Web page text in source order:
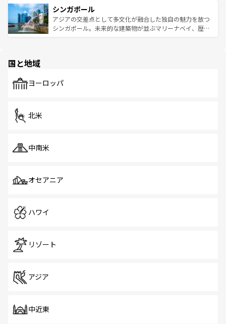
参照してほしい。
激する。気候は一年中温暖で、どの季節にも異なる楽しみ
が待っている。親しみやすいタイの人々、仏教を中心とし
た文化、そして多様な観光資源が、訪れる旅人を魅了し続
み、どこを訪れても感動するはず。観光スポットが密集し
ており、効率よく見どころを回れるのも魅力。息をのむよ
うな絶景から文化的な体験まで、香港を存分に楽しみ尽く
シンガポール
アジアの交差点として多文化が融合した独自の魅力を放つ
シンガポール。未来的な建築物が並ぶマリーナベイ、歴史
で、ホーカーズは地元の風情を楽しめる外せないスポット
国と地域
ヨーロッパ
北米
中南米
オセアニア
ハワイ
リゾート
アジア
中近東